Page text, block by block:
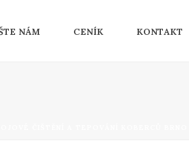
NÁM CENÍK KONTAKT